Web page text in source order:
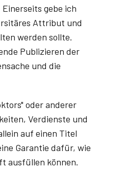
gebe ich
Attribut und
werden sollte.
Publizieren der
und die
oder anderer
Verdienste und
auf einen Titel
Garantie dafür, wie
ausfüllen können.